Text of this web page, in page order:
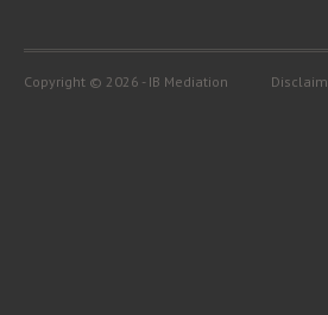
Copyright © 2026 - IB Mediation